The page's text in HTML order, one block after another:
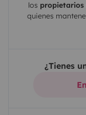
los propietarios
quienes
¿Tienes